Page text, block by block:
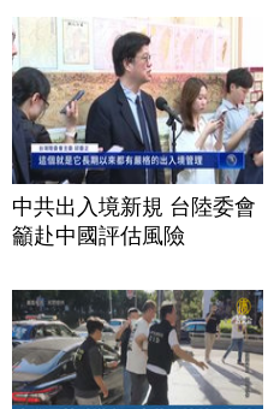
中共出入境新規 台陸委會
籲赴中國評估風險